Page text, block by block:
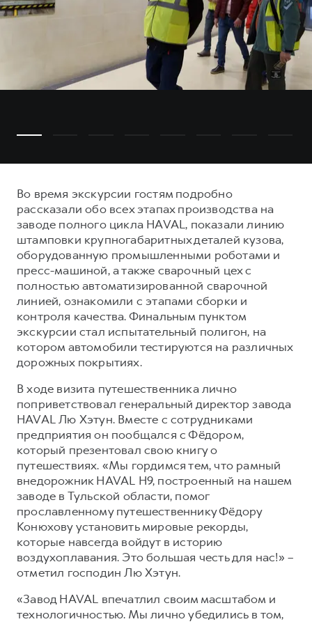
Во время экскурсии гостям подробно
рассказали обо всех этапах производства на
заводе полного цикла HAVAL, показали линию
штамповки крупногабаритных деталей кузова,
оборудованную промышленными роботами и
пресс-машиной, а также сварочный цех с
полностью автоматизированной сварочной
линией, ознакомили с этапами сборки и
контроля качества. Финальным пунктом
экскурсии стал испытательный полигон, на
котором автомобили тестируются на различных
дорожных покрытиях.
В ходе визита путешественника лично
поприветствовал генеральный директор завода
HAVAL Лю Хэтун. Вместе с сотрудниками
предприятия он пообщался с Фёдором,
который презентовал свою книгу о
путешествиях. «Мы гордимся тем, что рамный
внедорожник HAVAL H9, построенный на нашем
заводе в Тульской области, помог
прославленному путешественнику Фёдору
Конюхову установить мировые рекорды,
которые навсегда войдут в историю
воздухоплавания. Это большая честь для нас!» –
отметил господин Лю Хэтун.
«Завод HAVAL впечатлил своим масштабом и
технологичностью. Мы лично убедились в том,